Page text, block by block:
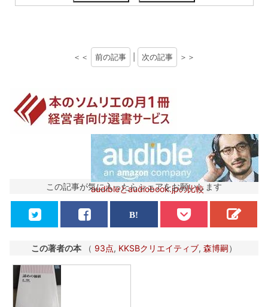
＜＜ 前の記事 次の記事 ＞＞
audibleとaudiobook.jpの比較
この記事が気に入ったらシェアをお願いします
この著者の本 （ 93点, KKSBクリエイティブ, 森博嗣）